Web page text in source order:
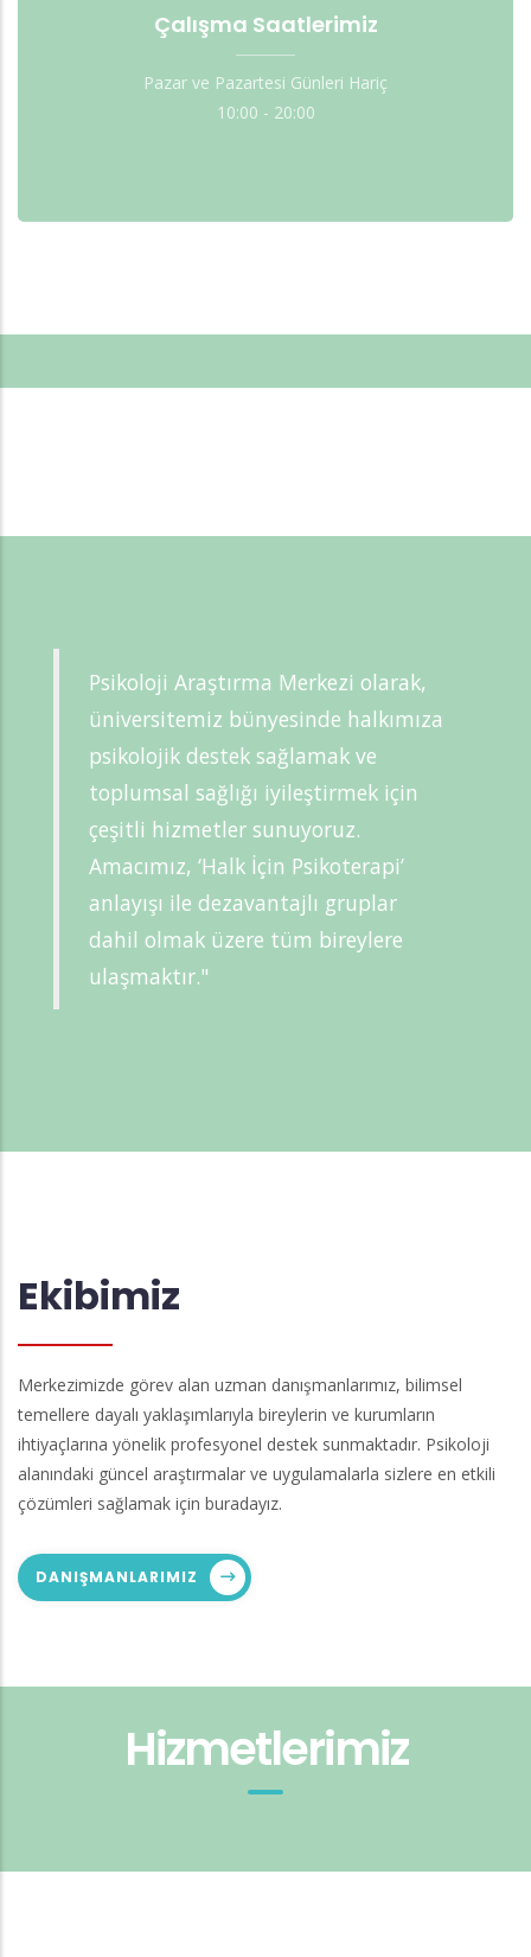
Çalışma Saatlerimiz
Pazar ve Pazartesi Günleri Hariç
10:00 - 20:00
Psikoloji Araştırma Merkezi olarak,
üniversitemiz bünyesinde halkımıza
psikolojik destek sağlamak ve
toplumsal sağlığı iyileştirmek için
çeşitli hizmetler sunuyoruz.
Amacımız, ‘Halk İçin Psikoterapi’
anlayışı ile dezavantajlı gruplar
dahil olmak üzere tüm bireylere
ulaşmaktır."
Ekibimiz
Merkezimizde görev alan uzman danışmanlarımız, bilimsel
temellere dayalı yaklaşımlarıyla bireylerin ve kurumların
ihtiyaçlarına yönelik profesyonel destek sunmaktadır. Psikoloji
alanındaki güncel araştırmalar ve uygulamalarla sizlere en etkili
çözümleri sağlamak için buradayız.
DANIŞMANLARIMIZ
Hizmetlerimiz